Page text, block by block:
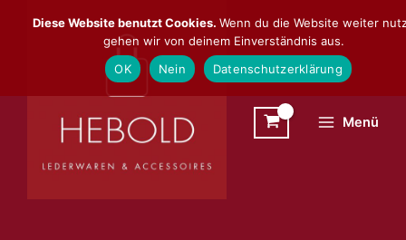
Inhalt
Menü
Diese Website benutzt Cookies. Wenn du die Website weiter
gehen wir von deinem Einverständnis aus.
OK
Nein Datenschutzerklärung